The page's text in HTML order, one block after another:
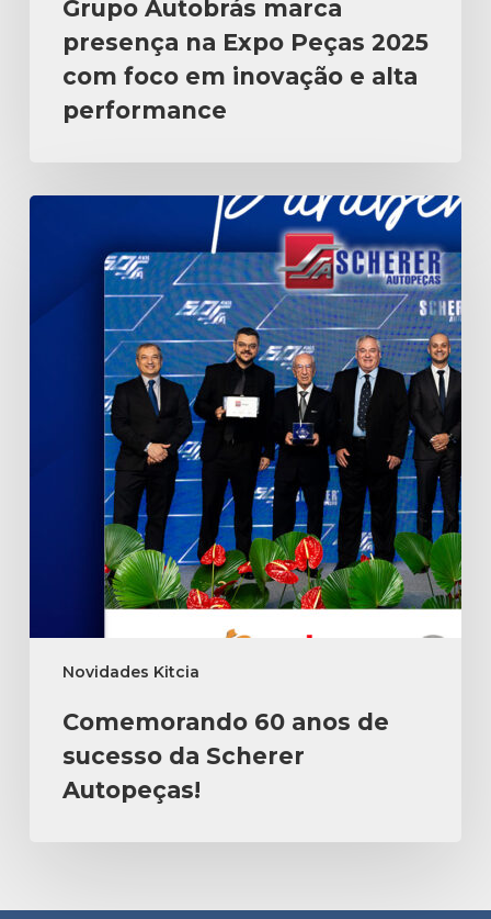
Grupo Autobrás marca
presença na Expo Peças 2025
com foco em inovação e alta
performance
Novidades Kitcia
Comemorando 60 anos de
sucesso da Scherer
Autopeças!